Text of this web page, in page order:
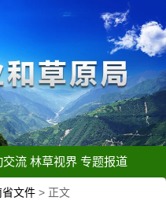
交流 林草视界 专题报道
省文件 > 正文